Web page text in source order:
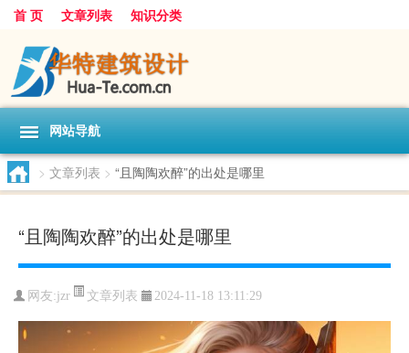
首 页 文章列表 知识分类
网站导航
> 文章列表 > “且陶陶欢醉”的出处是哪里
“且陶陶欢醉”的出处是哪里
网友:jzr 文章列表 2024-11-18 13:11:29